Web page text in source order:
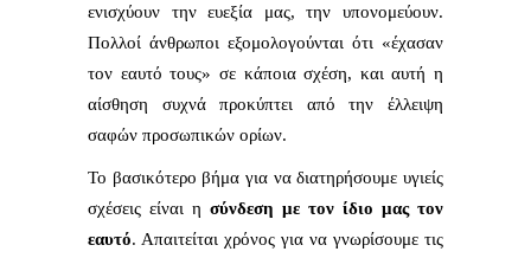
ενισχύουν την ευεξία μας, την υπονομεύουν.
Πολλοί άνθρωποι εξομολογούνται ότι «έχασαν
τον εαυτό τους» σε κάποια σχέση, και αυτή η
αίσθηση συχνά προκύπτει από την έλλειψη
σαφών προσωπικών ορίων.
Το βασικότερο βήμα για να διατηρήσουμε υγιείς
σχέσεις είναι η σύνδεση με τον ίδιο μας τον
εαυτό. Απαιτείται χρόνος για να γνωρίσουμε τις